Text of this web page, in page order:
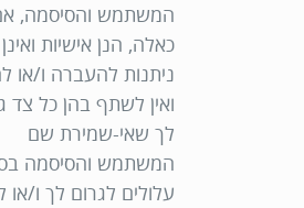
המשתמש והסיסמה, אם
כאלה, הנן אישיות ואינן
ניתנות להעברה ו/או
ואין לשתף בהן כל צד
לך שאי-שמירת שם
המשתמש והסיסמה
עלולים לגרום לך ו/או